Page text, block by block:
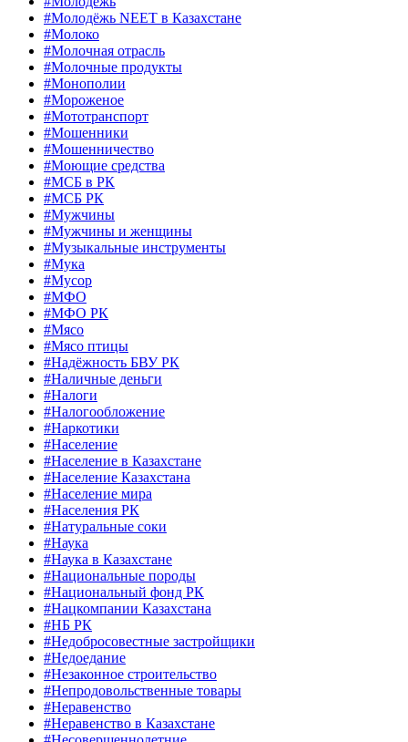
#Молодёжь NEET в Казахстане
#Молоко
#Молочная отрасль
#Молочные продукты
#Монополии
#Мороженое
#Мототранспорт
#Мошенники
#Мошенничество
#Моющие средства
#МСБ в РК
#МСБ РК
#Мужчины
#Мужчины и женщины
#Музыкальные инструменты
#Мука
#Мусор
#МФО
#МФО РК
#Мясо
#Мясо птицы
#Надёжность БВУ РК
#Наличные деньги
#Налоги
#Налогообложение
#Наркотики
#Население
#Население в Казахстане
#Население Казахстана
#Население мира
#Населения РК
#Натуральные соки
#Наука
#Наука в Казахстане
#Национальные породы
#Национальный фонд РК
#Нацкомпании Казахстана
#НБ РК
#Недобросовестные застройщики
#Недоедание
#Незаконное строительство
#Непродовольственные товары
#Неравенство
#Неравенство в Казахстане